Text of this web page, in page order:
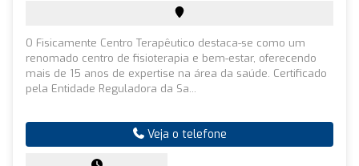
O Fisicamente Centro Terapêutico destaca-se como um
renomado centro de fisioterapia e bem-estar, oferecendo
mais de 15 anos de expertise na área da saúde. Certificado
pela Entidade Reguladora da Sa...
Veja o telefone